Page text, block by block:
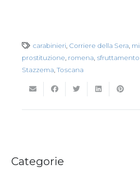
carabinieri, Corriere della Sera,
prostituzione, romena, sfruttamento
Stazzema,Toscana
Categorie